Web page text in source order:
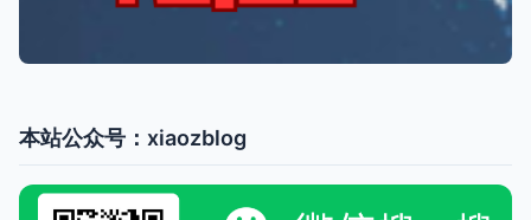
本站公众号：xiaozblog